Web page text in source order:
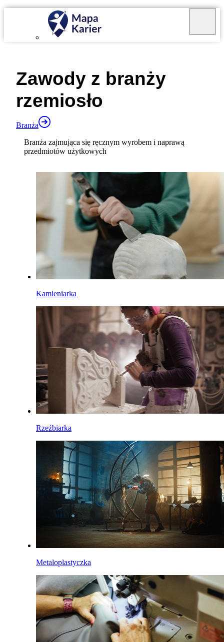
Zawody z branży
rzemiosło
Branża
Branża zajmująca się ręcznym wyrobem i naprawą
przedmiotów użytkowych
Kamieniarka
Rzeźbiarka
Metaloplastyczka